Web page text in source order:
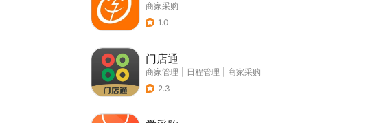
商家采购
1.0
门店通
商家管理 日程管理
商家采购
2.3